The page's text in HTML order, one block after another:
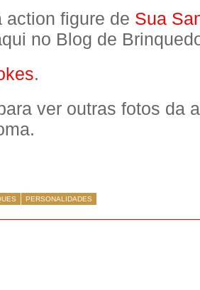
action figure de Sua
no Blog de
.
ver outras fotos da
PERSONALIDADES